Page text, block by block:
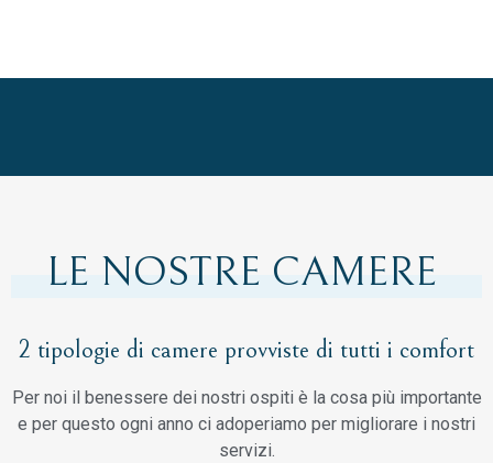
LE NOSTRE CAMERE
2 tipologie di camere provviste di tutti i comfort
Per noi il benessere dei nostri ospiti è la cosa più importante
e per questo ogni anno ci adoperiamo per migliorare i nostri
servizi.